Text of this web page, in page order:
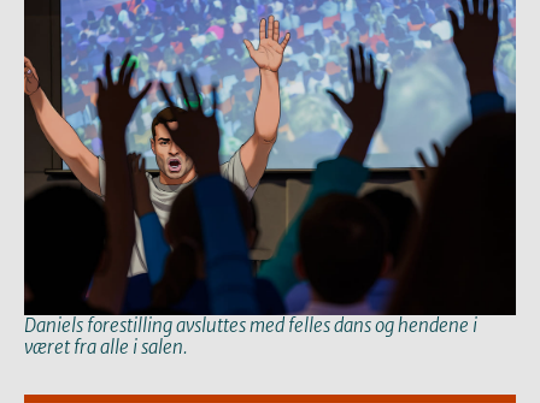
Daniels forestilling avsluttes med felles dans og hendene i
været fra alle i salen.